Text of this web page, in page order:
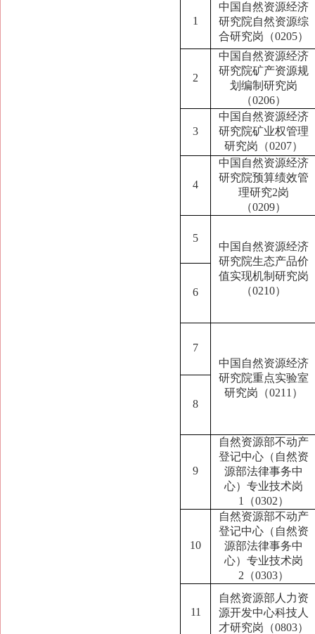
1
中国自然资源经济
研究院自然资源综
合研究岗（0205）
2
中国自然资源经济
研究院矿产资源规
划编制研究岗
（0206）
3
中国自然资源经济
研究院矿业权管理
研究岗（0207）
4
中国自然资源经济
研究院预算绩效管
理研究2岗
（0209）
5
中国自然资源经济
研究院生态产品价
值实现机制研究岗
（0210）
6
7
中国自然资源经济
研究院重点实验室
研究岗（0211）
8
9
自然资源部不动产
登记中心（自然资
源部法律事务中
心）专业技术岗
1（0302）
10
自然资源部不动产
登记中心（自然资
源部法律事务中
心）专业技术岗
2（0303）
11
自然资源部人力资
源开发中心科技人
才研究岗（0803）